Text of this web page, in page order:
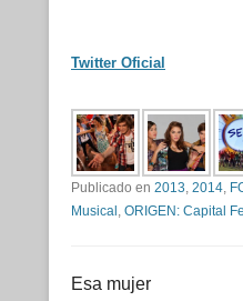
Twitter Oficial
Publicado en 2013, 2014,
Musical , ORIGEN: Capital
Esa mujer